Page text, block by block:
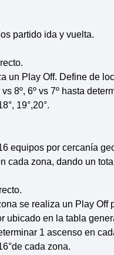
partido ida y vuelta.
un Play Off. Define de
vs 8º, 6º vs 7º hasta
19°,20°.
equipos por cercanía
cada zona, dando un
se realiza un Play Off
ubicado en la tabla
1 ascenso en
cada zona.